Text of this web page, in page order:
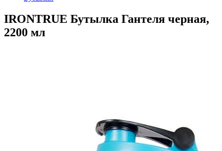
IRONTRUE Бутылка Гантеля черная,
2200 мл